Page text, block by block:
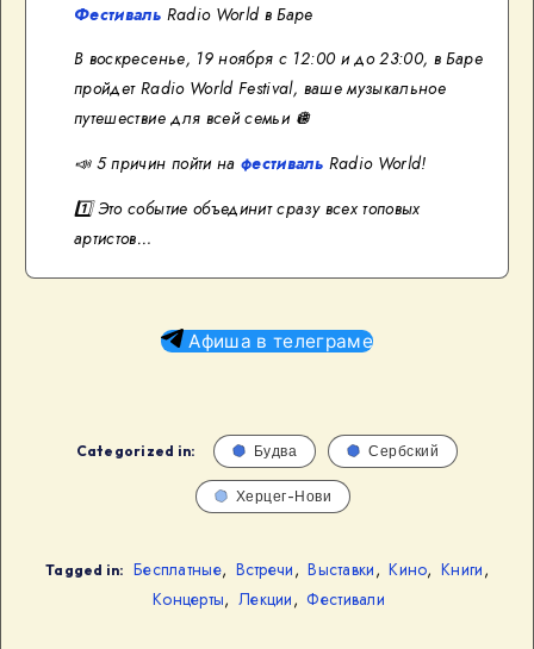
Фестиваль Radio World в Баре
В воскресенье, 19 ноября с 12:00 и до 23:00, в Баре
пройдет Radio World Festival, ваше музыкальное
путешествие для всей семьи 🪩
📣5 причин пойти нафестиваль Radio World!
1️⃣Это событие объединит сразу всех топовых
артистов…
Афиша в телеграме
Categorized in: Будва Сербский
Херцег-Нови
Tagged in: Бесплатные, Встречи, Выставки, Кино, Книги,
Концерты, Лекции, Фестивали